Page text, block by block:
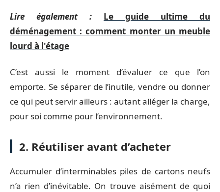
Lire également :
Le guide ultime du
déménagement : comment monter un meuble
lourd à l'étage
C’est aussi le moment d’évaluer ce que l’on
emporte. Se séparer de l’inutile, vendre ou donner
ce qui peut servir ailleurs : autant alléger la charge,
pour soi comme pour l’environnement.
2. Réutiliser avant d’acheter
Accumuler d’interminables piles de cartons neufs
n’a rien d’inévitable. On trouve aisément de quoi